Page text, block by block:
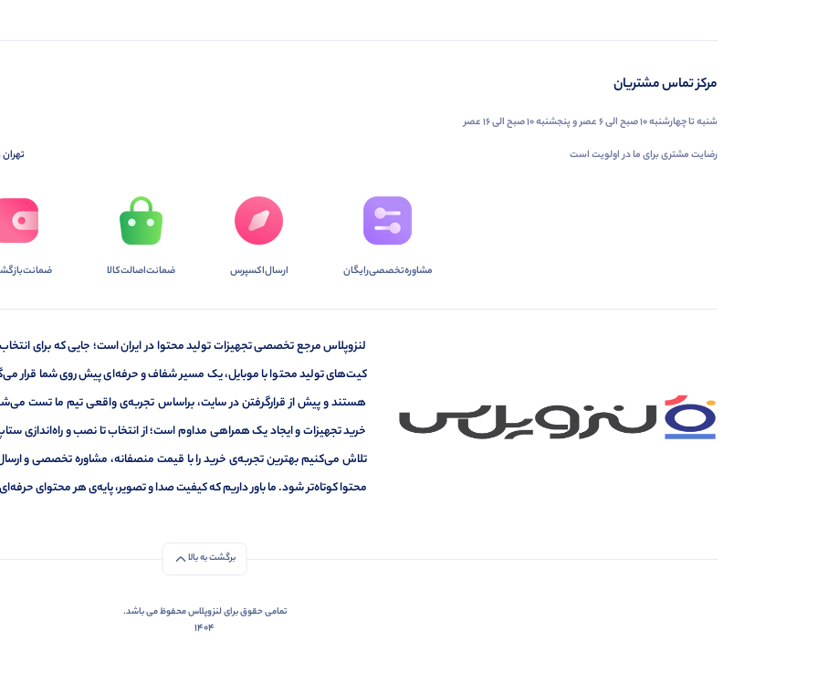
مرکز تماس مشتریان
شنبه تا چهارشنبه ۱۰ صبح الی ۶ عصر و پنجشنبه ۱۰ صبح الی ۱۶ عصر
رضایت مشتری برای ما در اولویت است
تهران
مشاوره‌تخصصی‌رایگان ارسال‌اکسپرس ضمانت‌اصالت‌کالا
لنزوپلاس مرجع تخصصی تجهیزات تولید محتوا در ایران است؛ جایی که برای
کیت‌های تولید محتوا با موبایل، یک مسیر شفاف و حرفه‌ای پیش روی شما قرار
هستند و پیش از قرارگرفتن در سایت، براساس تجربه‌ی واقعی تیم ما تست
خرید تجهیزات و ایجاد یک همراهی مداوم است؛ از انتخاب تا نصب و راه‌اندازی
تلاش می‌کنیم بهترین تجربه‌ی خرید را با قیمت منصفانه، مشاوره تخصصی و
محتوا کوتاه‌تر شود. ما باور داریم که کیفیت صدا و تصویر، پایه‌ی هر محتوای
برگشت به بالا
تمامی حقوق برای لنزوپلاس محفوظ می باشد.
1404